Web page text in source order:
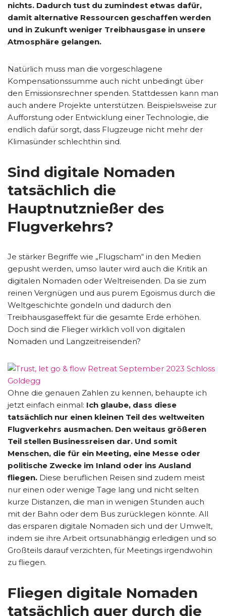
nichts. Dadurch tust du zumindest etwas dafür,
damit alternative Ressourcen geschaffen werden
und in Zukunft weniger Treibhausgase in unsere
Atmosphäre gelangen.
Natürlich muss man die vorgeschlagene
Kompensationssumme auch nicht unbedingt über
den Emissionsrechner spenden. Stattdessen kann man
auch andere Projekte unterstützen. Beispielsweise zur
Aufforstung oder Entwicklung einer Technologie, die
endlich dafür sorgt, dass Flugzeuge nicht mehr der
Klimasünder schlechthin sind.
Sind digitale Nomaden
tatsächlich die
Hauptnutznießer des
Flugverkehrs?
Je stärker Begriffe wie „Flugscham“ in den Medien
gepusht werden, umso lauter wird auch die Kritik an
digitalen Nomaden oder Weltreisenden. Da sie zum
reinen Vergnügen und aus purem Egoismus durch die
Weltgeschichte gondeln und dadurch den
Treibhausgaseffekt für die gesamte Erde erhöhen.
Doch sind die Flieger wirklich voll von digitalen
Nomaden und Langzeitreisenden?
Ohne die genauen Zahlen zu kennen, behaupte ich
jetzt einfach einmal: Ich glaube, dass diese
tatsächlich nur einen kleinen Teil des weltweiten
Flugverkehrs ausmachen. Den weitaus größeren
Teil stellen Businessreisen dar. Und somit
Menschen, die für ein Meeting, eine Messe oder
politische Zwecke im Inland oder ins Ausland
fliegen. Diese beruflichen Reisen sind zudem meist
nur einen oder wenige Tage lang und nicht selten
kurze Distanzen, die man in wenigen Stunden auch
mit der Bahn oder dem Bus zurücklegen könnte. All
das ersparen digitale Nomaden sich und der Umwelt,
indem sie ihre Arbeit ortsunabhängig erledigen und so
Großteils darauf verzichten, für Meetings irgendwohin
zu fliegen.
Fliegen digitale Nomaden
tatsächlich quer durch die